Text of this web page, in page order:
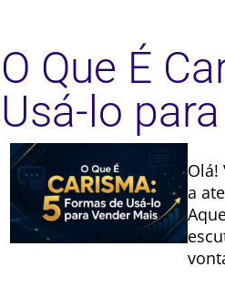
O Que É
Usá-lo
Olá!
a